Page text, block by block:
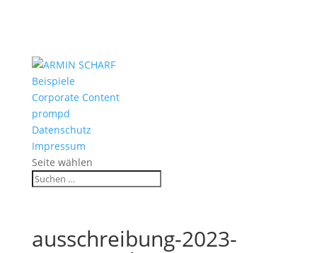
Beispiele
Corporate Content
prompd
Datenschutz
Impressum
Seite wählen
ausschreibung-2023-